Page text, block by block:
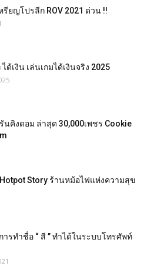
รียญโปรลีก ROV 2021 ด่วน !!
ด้เงิน เล่นเกมได้เงินจริง 2025
นคิงดอม ล่าสุด 30,000เพชร Cookie
Story ร้านหม้อไฟแห่งความสุข
ารทำชื่อ “ สี ” ทำได้ในระบบโทรศัพท์